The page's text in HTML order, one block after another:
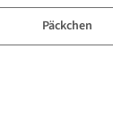
Päckchen